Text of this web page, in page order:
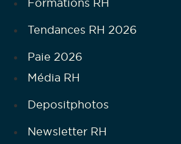
Formations RH
Tendances RH 2026
Paie 2026
Média RH
Depositphotos
Newsletter RH